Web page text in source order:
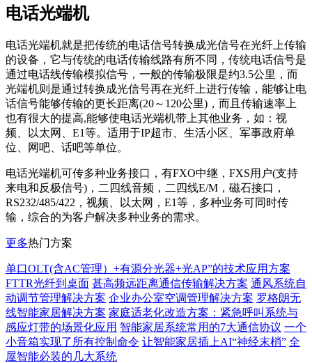
电话光端机
电话光端机就是把传统的电话信号转换成光信号在光纤上传输
的设备，它与传统的电话传输线路有所不同，传统电话信号是
通过电话线传输模拟信号，一般的传输极限是约3.5公里，而
光端机则是通过转换成光信号再在光纤上进行传输，能够让电
话信号能够传输的更长距离(20～120公里)，而且传输速率上
也有很大的提高,能够使电话光端机带上其他业务，如：视
频、以太网、E1等。适用于IP超市、生活小区、军事政府单
位、网吧、话吧等单位。
电话光端机可传多种业务接口，有FXO中继，FXS用户(支持
来电和反极信号)，二四线音频，二四线E/M，磁石接口，
RS232/485/422，视频、以太网，E1等，多种业务可同时传
输，综合的为客户解决多种业务的需求。
更多热门方案
单口OLT(含AC管理）+有源分光器+光AP”的技术应用方案
FTTR光纤到桌面 甚高频远距离通信传输解决方案 通风系统自
动调节管理解决方案 企业办公室空调管理解决方案 罗格朗无
线智能家居解决方案 家庭适老化改造方案：紧急呼叫系统与
感应灯带的场景化应用 智能家居系统常用的7大通信协议 一个
小音箱实现了所有控制命令 让智能家居插上AI“神经末梢” 全
屋智能必装的几大系统